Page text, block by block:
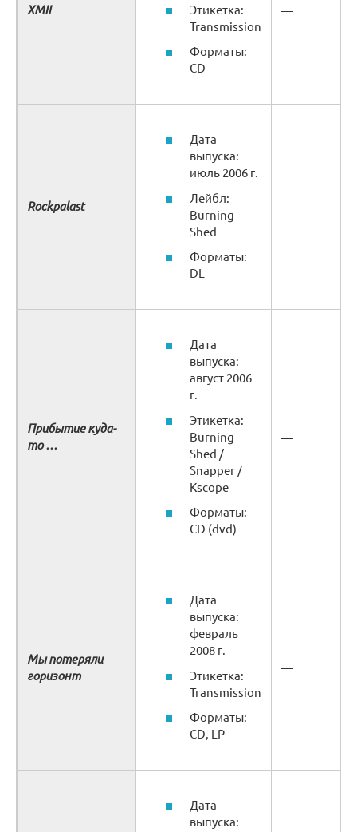
XMII
Этикетка:
Transmission
Форматы:
CD
—
Rockpalast
Дата
выпуска:
июль 2006 г.
Лейбл:
Burning
Shed
Форматы:
DL
—
Прибытие куда-
то …
Дата
выпуска:
август 2006
г.
Этикетка:
Burning
Shed /
Snapper /
Kscope
Форматы:
CD (dvd)
—
Мы потеряли
горизонт
Дата
выпуска:
февраль
2008 г.
Этикетка:
Transmission
Форматы:
CD, LP
—
Дата
выпуска: